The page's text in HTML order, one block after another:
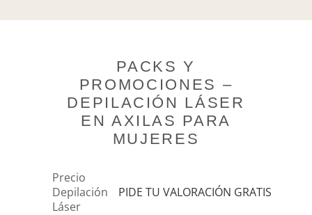
PACKS Y
PROMOCIONES –
DEPILACIÓN LÁSER
EN AXILAS PARA
MUJERES
Precio
Depilación
Láser
PIDE TU VALORACIÓN GRATIS